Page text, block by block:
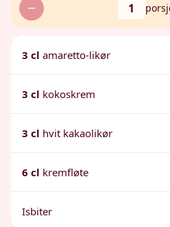
1
3 cl amaretto-likør
3 cl kokoskrem
3 cl hvit kakaolikør
6 cl kremfløte
Isbiter